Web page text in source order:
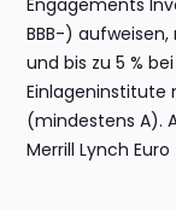
Engagements
BBB-) aufweisen,
und bis zu 5 %
Einlageninstitute
(mindestens A).
Merrill Lynch